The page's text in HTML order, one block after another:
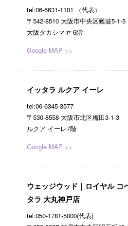
tel:06-6631-1101 （代表）
〒542-8510 大阪市中央区難波5-1-5
大阪タカシマヤ 6階
Google MAP >>
イッタラ ルクア イーレ
tel:06-6345-3577
〒530-8558 大阪市北区梅田3-1-3
ルクア イーレ7階
Google MAP >>
ウェッジウッド｜ロイヤル コ
タラ 大丸神戸店
tel:050-1781-5000(代表)